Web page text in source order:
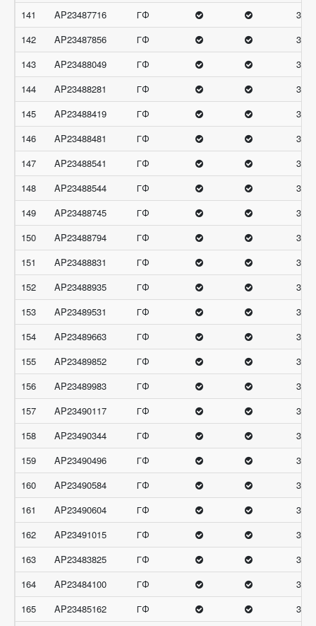
141 AP23487716 ГФ
142
AP23487856 ГФ
143
AP23488049 ГФ
144
AP23488281 ГФ
145
AP23488419 ГФ
146
AP23488481 ГФ
147
AP23488541 ГФ
148
AP23488544 ГФ
149
AP23488745 ГФ
150
AP23488794 ГФ
151
AP23488831 ГФ
152
AP23488935 ГФ
153
AP23489531 ГФ
154
AP23489663 ГФ
155
AP23489852 ГФ
156
AP23489983 ГФ
157
AP23490117 ГФ
158
AP23490344 ГФ
159
AP23490496 ГФ
160
AP23490584 ГФ
161
AP23490604 ГФ
162
AP23491015 ГФ
163
AP23483825 ГФ
164
AP23484100 ГФ
165
AP23485162 ГФ